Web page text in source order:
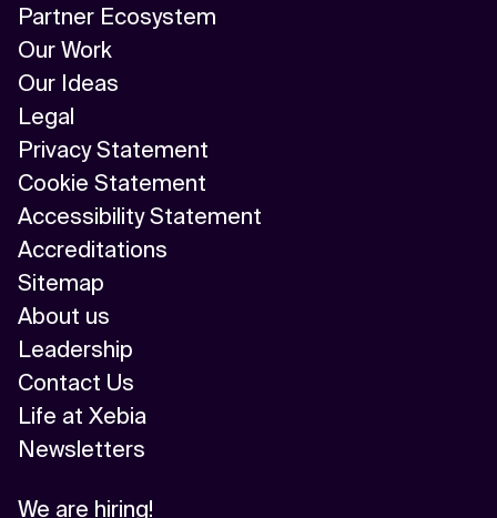
Partner Ecosystem
Our Work
Our Ideas
Legal
Privacy Statement
Cookie Statement
Accessibility Statement
Accreditations
Sitemap
About us
Leadership
Contact Us
Life at Xebia
Newsletters
We are hiring!